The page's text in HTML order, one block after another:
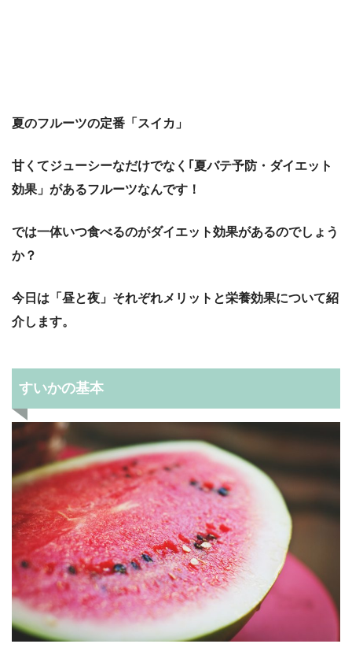
夏のフルーツの定番「スイカ」
甘くてジューシーなだけでなく｢夏バテ予防・ダイエット
効果」があるフルーツなんです！
では一体いつ食べるのがダイエット効果があるのでしょう
か？
今日は「昼と夜」それぞれメリットと栄養効果について紹
介します。
すいかの基本